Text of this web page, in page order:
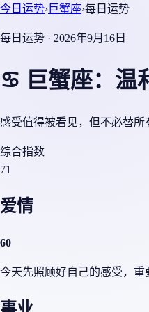
今日运势›巨蟹座›每日运势
每日运势 · 2026年9月16日
♋ 巨蟹座：温
感受值得被看见，但不必替所
综合指数
71
爱情
60
今天先照顾好自己的感受，重
事业